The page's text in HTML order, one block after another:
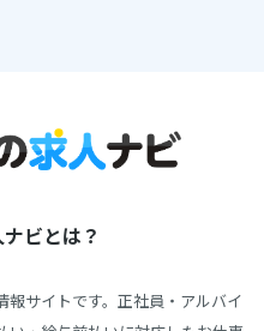
ビとは？
サイトです。正社員・アルバイ